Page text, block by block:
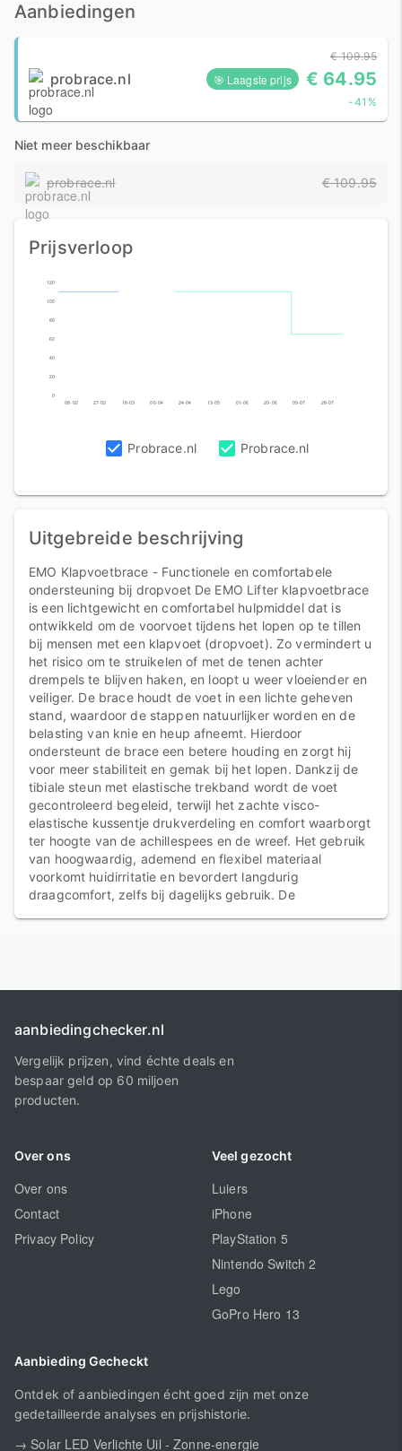
Aanbiedingen
probrace.nl 🎯 Laagste prijs
€ 109.95
€ 64.95
-41%
Niet meer beschikbaar
probrace.nl € 109.95
Prijsverloop
0
20
40
60
80
100
120
08-02 27-02 18-03 06-04 24-04 13-05 01-06 20-06 09-07 28-07
Probrace.nl Probrace.nl
Uitgebreide beschrijving
EMO Klapvoetbrace - Functionele en comfortabele
ondersteuning bij dropvoet De EMO Lifter klapvoetbrace
is een lichtgewicht en comfortabel hulpmiddel dat is
ontwikkeld om de voorvoet tijdens het lopen op te tillen
bij mensen met een klapvoet (dropvoet). Zo vermindert u
het risico om te struikelen of met de tenen achter
drempels te blijven haken, en loopt u weer vloeiender en
veiliger. De brace houdt de voet in een lichte geheven
stand, waardoor de stappen natuurlijker worden en de
belasting van knie en heup afneemt. Hierdoor
ondersteunt de brace een betere houding en zorgt hij
voor meer stabiliteit en gemak bij het lopen. Dankzij de
tibiale steun met elastische trekband wordt de voet
gecontroleerd begeleid, terwijl het zachte visco-
elastische kussentje drukverdeling en comfort waarborgt
ter hoogte van de achillespees en de wreef. Het gebruik
van hoogwaardig, ademend en flexibel materiaal
voorkomt huidirritatie en bevordert langdurig
draagcomfort, zelfs bij dagelijks gebruik. De
aanbiedingchecker.nl
Vergelijk prijzen, vind échte deals en
bespaar geld op 60 miljoen
producten.
Over ons
Over ons
Contact
Privacy Policy
Veel gezocht
Luiers
iPhone
PlayStation 5
Nintendo Switch 2
Lego
GoPro Hero 13
Aanbieding Gecheckt
Ontdek of aanbiedingen écht goed zijn met onze
gedetailleerde analyses en prijshistorie.
→ Solar LED Verlichte Uil - Zonne-energie